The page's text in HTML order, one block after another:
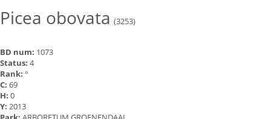
Picea obovata (3253)
BD num: 1073
Status: 4
Rank: °
C: 69
H: 0
Y: 2013